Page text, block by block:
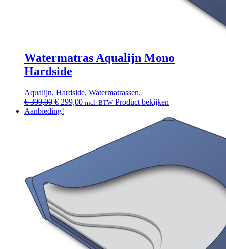
Watermatras Aqualijn Mono
Hardside
Aqualijn, Hardside, Watermatrassen,
€399,00 Oorspronkelijke
prijs
€ 299,00Huidige
incl. BTW Product bekijken
Aanbieding!